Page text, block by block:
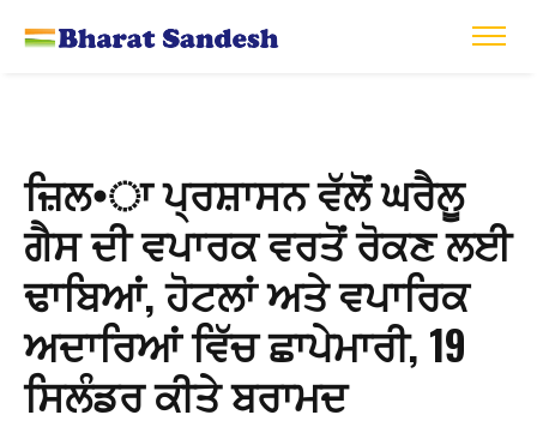
ਜ਼ਿਲ•ਾ ਪ੍ਰਸ਼ਾਸਨ ਵੱਲੋਂ ਘਰੈਲੂ
ਗੈਸ ਦੀ ਵਪਾਰਕ ਵਰਤੋਂ ਰੋਕਣ ਲਈ
ਢਾਬਿਆਂ, ਹੋਟਲਾਂ ਅਤੇ ਵਪਾਰਿਕ
ਅਦਾਰਿਆਂ ਵਿੱਚ ਛਾਪੇਮਾਰੀ, 19
ਸਿਲੰਡਰ ਕੀਤੇ ਬਰਾਮਦ